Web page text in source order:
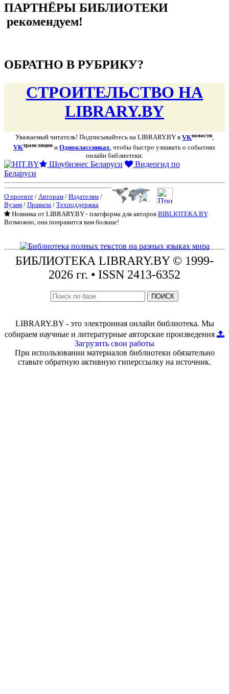
ПАРТНЁРЫ БИБЛИОТЕКИ
рекомендуем!
ОБРАТНО В РУБРИКУ?
СТРОИТЕЛЬСТВО НА
LIBRARY.BY
Уважаемый читатель! Подписывайтесь на LIBRARY.BY в VKновости,
VKтрансляция и Одноклассниках , чтобы быстро узнавать о событиях
онлайн библиотеки.
Шоубизнес Беларуси
Видеогид по
Беларуси
О проекте / Авторам / Издателям /
Вузам / Правила / Техподдержка
Новинка от LIBRARY.BY - платформа для авторов BIBLIOTEKA.BY.
Возможно, она понравится вам больше!
БИБЛИОТЕКА LIBRARY.BY © 1999-
2026 гг. • ISSN 2413-6352
ПОИСК
LIBRARY.BY - это электронная онлайн библиотека. Мы
собираем научные и литературные авторские произведения
Загрузить свои работы
При использовании материалов библиотеки обязательно
ставьте обратную активную гиперссылку на источник.